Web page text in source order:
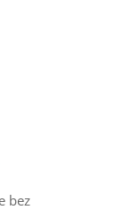
bez